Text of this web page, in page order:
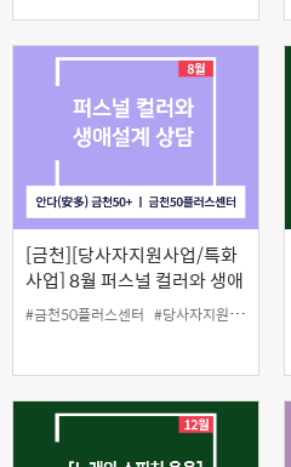
[금천][당사자지원사업/특화
사업] 8월 퍼스널 컬러와 생애
설계 상담
#금천50플러스센터 #당사자지원 #생애